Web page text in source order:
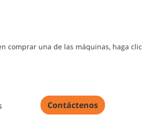
comprar una de las máquinas, haga clic
Contáctenos